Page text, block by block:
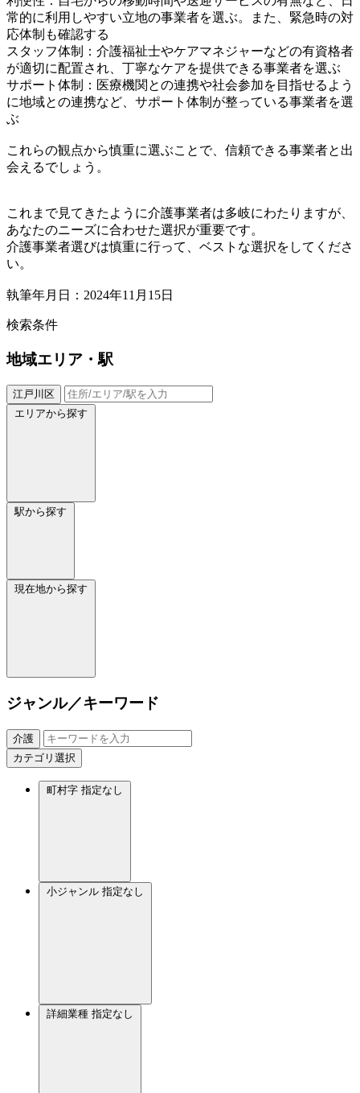
常的に利用しやすい立地の事業者を選ぶ。また、緊急時の対
応体制も確認する
スタッフ体制：介護福祉士やケアマネジャーなどの有資格者
が適切に配置され、丁寧なケアを提供できる事業者を選ぶ
サポート体制：医療機関との連携や社会参加を目指せるよう
に地域との連携など、サポート体制が整っている事業者を選
ぶ
これらの観点から慎重に選ぶことで、信頼できる事業者と出
会えるでしょう。
これまで見てきたように介護事業者は多岐にわたりますが、
あなたのニーズに合わせた選択が重要です。
介護事業者選びは慎重に行って、ベストな選択をしてくださ
い。
執筆年月日：2024年11月15日
検索条件
地域エリア・駅
江戸川区
エリアから探す
駅から探す
現在地から探す
ジャンル／キーワード
介護
カテゴリ選択
町村字 指定なし
小ジャンル 指定なし
詳細業種 指定なし